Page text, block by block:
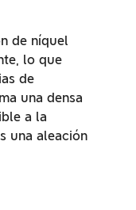
de níquel
lo que
de
una densa
a la
una aleación